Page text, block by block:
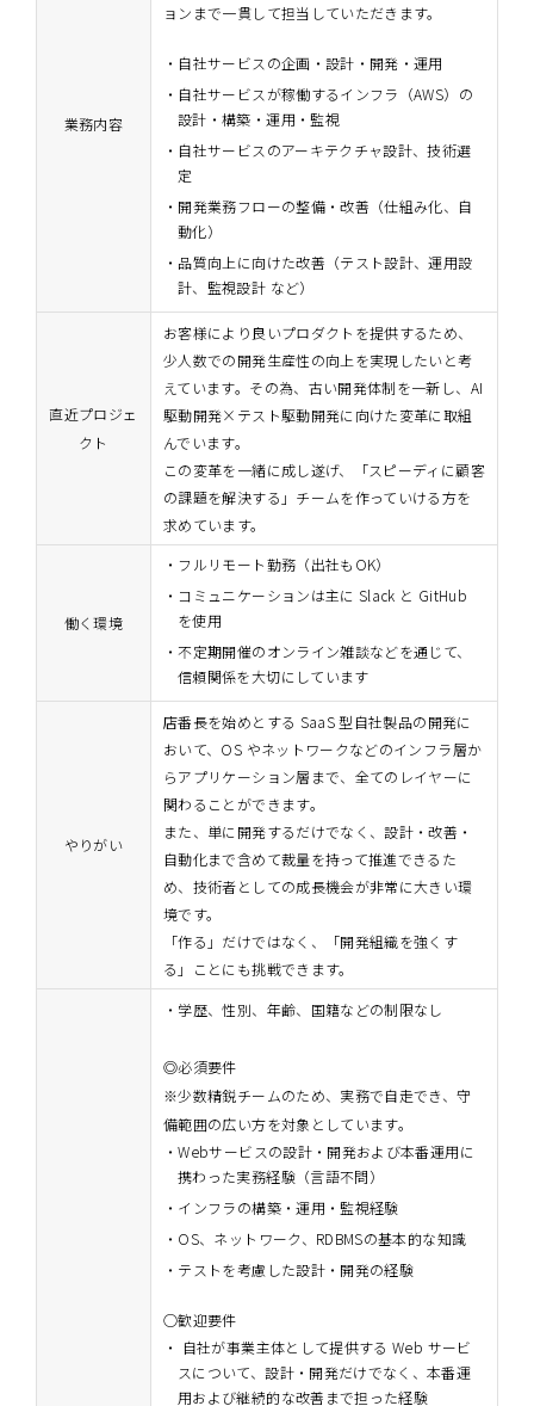
業務内容
ョンまで一貫して担当していただきます。
自社サービスの企画・設計・開発・運用
自社サービスが稼働するインフラ（AWS）の
設計・構築・運用・監視
自社サービスのアーキテクチャ設計、技術選
定
開発業務フローの整備・改善（仕組み化、自
動化）
品質向上に向けた改善（テスト設計、運用設
計、監視設計 など）
直近プロジェ
クト
お客様により良いプロダクトを提供するため、
少人数での開発生産性の向上を実現したいと考
えています。その為、古い開発体制を一新し、AI
駆動開発×テスト駆動開発に向けた変革に取組
んでいます。
この変革を一緒に成し遂げ、「スピーディに顧客
の課題を解決する」チームを作っていける方を
求めています。
働く環境
フルリモート勤務（出社もOK）
コミュニケーションは主に Slack と GitHub
を使用
不定期開催のオンライン雑談などを通じて、
信頼関係を大切にしています
やりがい
店番長を始めとする SaaS 型自社製品の開発に
おいて、OS やネットワークなどのインフラ層か
らアプリケーション層まで、全てのレイヤーに
関わることができます。
また、単に開発するだけでなく、設計・改善・
自動化まで含めて裁量を持って推進できるた
め、技術者としての成長機会が非常に大きい環
境です。
「作る」だけではなく、「開発組織を強くす
る」ことにも挑戦できます。
・学歴、性別、年齢、国籍などの制限なし
◎必須要件
※少数精鋭チームのため、実務で自走でき、守
備範囲の広い方を対象としています。
Webサービスの設計・開発および本番運用に
携わった実務経験（言語不問）
インフラの構築・運用・監視経験
OS、ネットワーク、RDBMSの基本的な知識
テストを考慮した設計・開発の経験
○歓迎要件
自社が事業主体として提供する Web サービ
スについて、設計・開発だけでなく、本番運
用および継続的な改善まで担った経験